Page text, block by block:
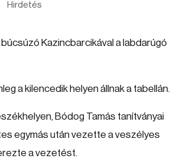
Hirdetés
Kazincbarcikával a labdarúgó
a kilencedik helyen állnak a tabellán.
Bódog Tamás tanítványai
egymás után vezette a veszélyes
a vezetést.